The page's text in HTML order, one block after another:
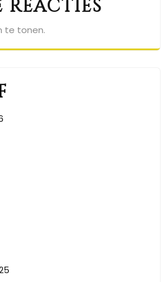
reacties
te tonen.